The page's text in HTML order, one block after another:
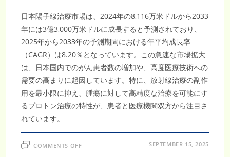
日本陽子線治療市場は、2024年の8,116万米ドルから2033
年には3億3,000万米ドルに成長すると予測されており、
2025年から2033年の予測期間における年平均成長率
（CAGR）は8.20％となっています。この急速な市場拡大
は、日本国内でのがん患者数の増加や、高度医療技術への
需要の高まりに起因しています。特に、放射線治療の副作
用を最小限に抑え、腫瘍に対して高精度な治療を可能にす
るプロトン治療の特性が、患者と医療機関双方から注目さ
れています。
COMMENTS OFFON SEPTEMBER 15, 2025